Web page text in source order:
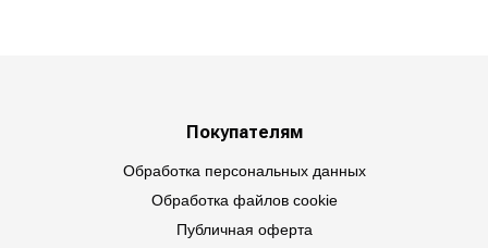
Покупателям
Обработка персональных данных
Обработка файлов cookie
Публичная оферта